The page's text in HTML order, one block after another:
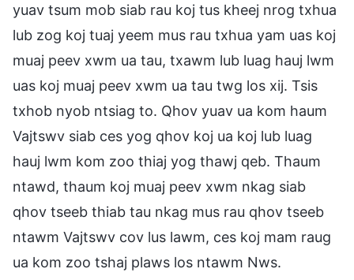
yuav tsum mob siab rau koj tus kheej nrog txhua
lub zog koj tuaj yeem mus rau txhua yam uas koj
muaj peev xwm ua tau, txawm lub luag hauj lwm
uas koj muaj peev xwm ua tau twg los xij. Tsis
txhob nyob ntsiag to. Qhov yuav ua kom haum
Vajtswv siab ces yog qhov koj ua koj lub luag
hauj lwm kom zoo thiaj yog thawj qeb. Thaum
ntawd, thaum koj muaj peev xwm nkag siab
qhov tseeb thiab tau nkag mus rau qhov tseeb
ntawm Vajtswv cov lus lawm, ces koj mam raug
ua kom zoo tshaj plaws los ntawm Nws.